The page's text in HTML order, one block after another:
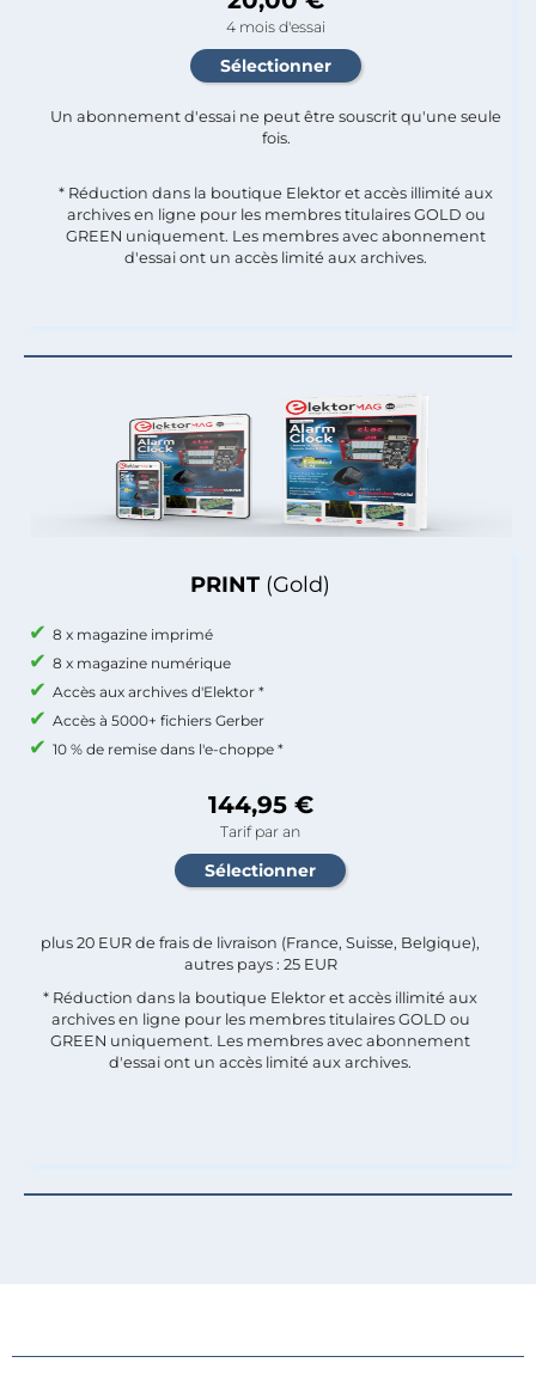
PRINT (Gold)
8 x magazine imprimé
8 x magazine numérique
Accès aux archives d'Elektor *
Accès à 5000+ fichiers Gerber
10 % de remise dans l'e-choppe *
144,95 €
Tarif par an
plus 20 EUR de frais de livraison (France, Suisse, Belgique),
autres pays : 25 EUR
* Réduction dans la boutique Elektor et accès illimité aux
archives en ligne pour les membres titulaires GOLD ou
GREEN uniquement. Les membres avec abonnement
d'essai ont un accès limité aux archives.
4 mois d'essai
Un abonnement d'essai ne peut être souscrit qu'une seule
fois.​
* Réduction dans la boutique Elektor et accès illimité aux
archives en ligne pour les membres titulaires GOLD ou
GREEN uniquement. Les membres avec abonnement
d'essai ont un accès limité aux archives.